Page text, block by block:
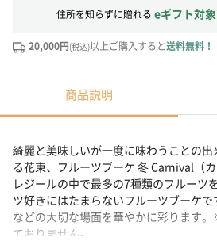
住所を知らずに贈れる eギフト対
20,000円(税込)以上ご購入すると送料無料！
商品説明
綺麗と美味しいが一度に味わうことの
る花束、フルーツブーケ 冬 Carnival（
レジールの中で最多の7種類のフルーツ
ツ好きにはたまらないフルーツブーケ
などの大切な場面を華やかに彩ります
ておりません。